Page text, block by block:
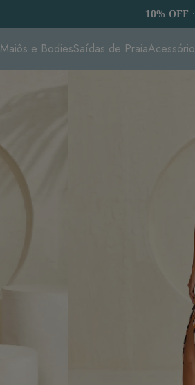
10% OFF
Maiôs e BodiesSaídas de Praia